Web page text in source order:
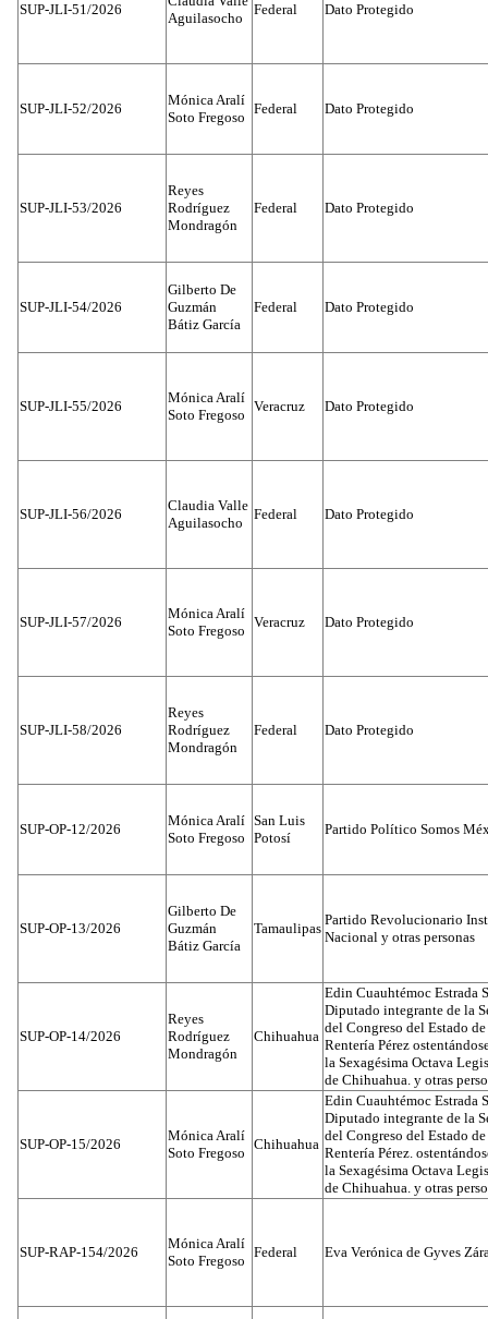
SUP-JLI-51/2026
Aguilasocho
Federal Dato Protegido
SUP-JLI-52/2026
Mónica Aralí
Soto Fregoso
Federal Dato Protegido
SUP-JLI-53/2026
Reyes
Rodríguez
Mondragón
Federal Dato Protegido
SUP-JLI-54/2026
Gilberto De
Guzmán
Bátiz García
Federal Dato Protegido
SUP-JLI-55/2026
Mónica Aralí
Soto Fregoso
Veracruz Dato Protegido
SUP-JLI-56/2026
Claudia Valle
Aguilasocho
Federal Dato Protegido
SUP-JLI-57/2026
Mónica Aralí
Soto Fregoso
Veracruz Dato Protegido
SUP-JLI-58/2026
Reyes
Rodríguez
Mondragón
Federal Dato Protegido
SUP-OP-12/2026
Mónica Aralí
Soto Fregoso
San Luis
Potosí
Partido Político Somos
SUP-OP-13/2026
Gilberto De
Guzmán
Bátiz García
Tamaulipas
Partido Revolucionario
Nacional y otras personas
SUP-OP-14/2026
Reyes
Rodríguez
Mondragón
Chihuahua
Edin Cuauhtémoc Estrada
Diputado integrante de la
del Congreso del Estado
Rentería Pérez
la Sexagésima Octava
de Chihuahua. y otras
SUP-OP-15/2026
Mónica Aralí
Soto Fregoso
Chihuahua
Edin Cuauhtémoc Estrada
Diputado integrante de la
del Congreso del Estado
Rentería Pérez.
la Sexagésima Octava
de Chihuahua. y otras
SUP-RAP-154/2026
Mónica Aralí
Soto Fregoso
Federal Eva Verónica de Gyves